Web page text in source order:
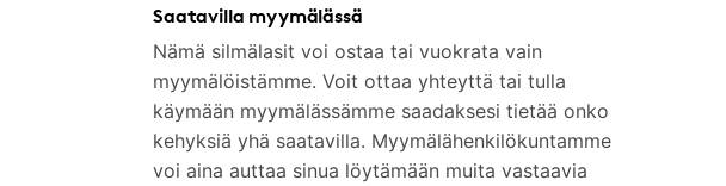
Saatavilla myymälässä
Nämä silmälasit voi ostaa tai vuokrata vain
myymälöistämme. Voit ottaa yhteyttä tai tulla
käymään myymälässämme saadaksesi tietää onko
kehyksiä yhä saatavilla. Myymälähenkilökuntamme
voi aina auttaa sinua löytämään muita vastaavia